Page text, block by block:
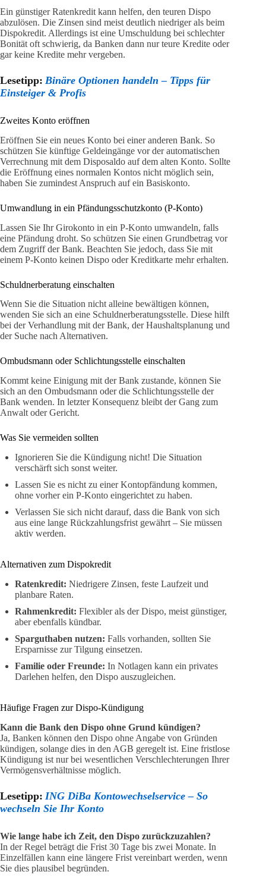
Ein günstiger Ratenkredit kann helfen, den teuren Dispo
abzulösen. Die Zinsen sind meist deutlich niedriger als beim
Dispokredit. Allerdings ist eine Umschuldung bei schlechter
Bonität oft schwierig, da Banken dann nur teure Kredite oder
gar keine Kredite mehr vergeben.
Lesetipp: Binäre Optionen handeln – Tipps für
Einsteiger & Profis
Zweites Konto eröffnen
Eröffnen Sie ein neues Konto bei einer anderen Bank. So
schützen Sie künftige Geldeingänge vor der automatischen
Verrechnung mit dem Disposaldo auf dem alten Konto. Sollte
die Eröffnung eines normalen Kontos nicht möglich sein,
haben Sie zumindest Anspruch auf ein Basiskonto.
Umwandlung in ein Pfändungsschutzkonto (P-Konto)
Lassen Sie Ihr Girokonto in ein P-Konto umwandeln, falls
eine Pfändung droht. So schützen Sie einen Grundbetrag vor
dem Zugriff der Bank. Beachten Sie jedoch, dass Sie mit
einem P-Konto keinen Dispo oder Kreditkarte mehr erhalten.
Schuldnerberatung einschalten
Wenn Sie die Situation nicht alleine bewältigen können,
wenden Sie sich an eine Schuldnerberatungsstelle. Diese hilft
bei der Verhandlung mit der Bank, der Haushaltsplanung und
der Suche nach Alternativen.
Ombudsmann oder Schlichtungsstelle einschalten
Kommt keine Einigung mit der Bank zustande, können Sie
sich an den Ombudsmann oder die Schlichtungsstelle der
Bank wenden. In letzter Konsequenz bleibt der Gang zum
Anwalt oder Gericht.
Was Sie vermeiden sollten
Ignorieren Sie die Kündigung nicht! Die Situation
verschärft sich sonst weiter.
Lassen Sie es nicht zu einer Kontopfändung kommen,
ohne vorher ein P-Konto eingerichtet zu haben.
Verlassen Sie sich nicht darauf, dass die Bank von sich
aus eine lange Rückzahlungsfrist gewährt – Sie müssen
aktiv werden.
Alternativen zum Dispokredit
Ratenkredit: Niedrigere Zinsen, feste Laufzeit und
planbare Raten.
Rahmenkredit: Flexibler als der Dispo, meist günstiger,
aber ebenfalls kündbar.
Sparguthaben nutzen: Falls vorhanden, sollten Sie
Ersparnisse zur Tilgung einsetzen.
Familie oder Freunde: In Notlagen kann ein privates
Darlehen helfen, den Dispo auszugleichen.
Häufige Fragen zur Dispo-Kündigung
Kann die Bank den Dispo ohne Grund kündigen?
Ja, Banken können den Dispo ohne Angabe von Gründen
kündigen, solange dies in den AGB geregelt ist. Eine fristlose
Kündigung ist nur bei wesentlichen Verschlechterungen Ihrer
Vermögensverhältnisse möglich.
Lesetipp: ING DiBa Kontowechselservice – So
wechseln Sie Ihr Konto
Wie lange habe ich Zeit, den Dispo zurückzuzahlen?
In der Regel beträgt die Frist 30 Tage bis zwei Monate. In
Einzelfällen kann eine längere Frist vereinbart werden, wenn
Sie dies plausibel begründen.